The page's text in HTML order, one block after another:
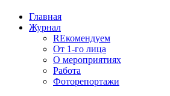
Главная
Журнал
REкомендуем
От 1-го лица
О мероприятиях
Работа
Фоторепортажи